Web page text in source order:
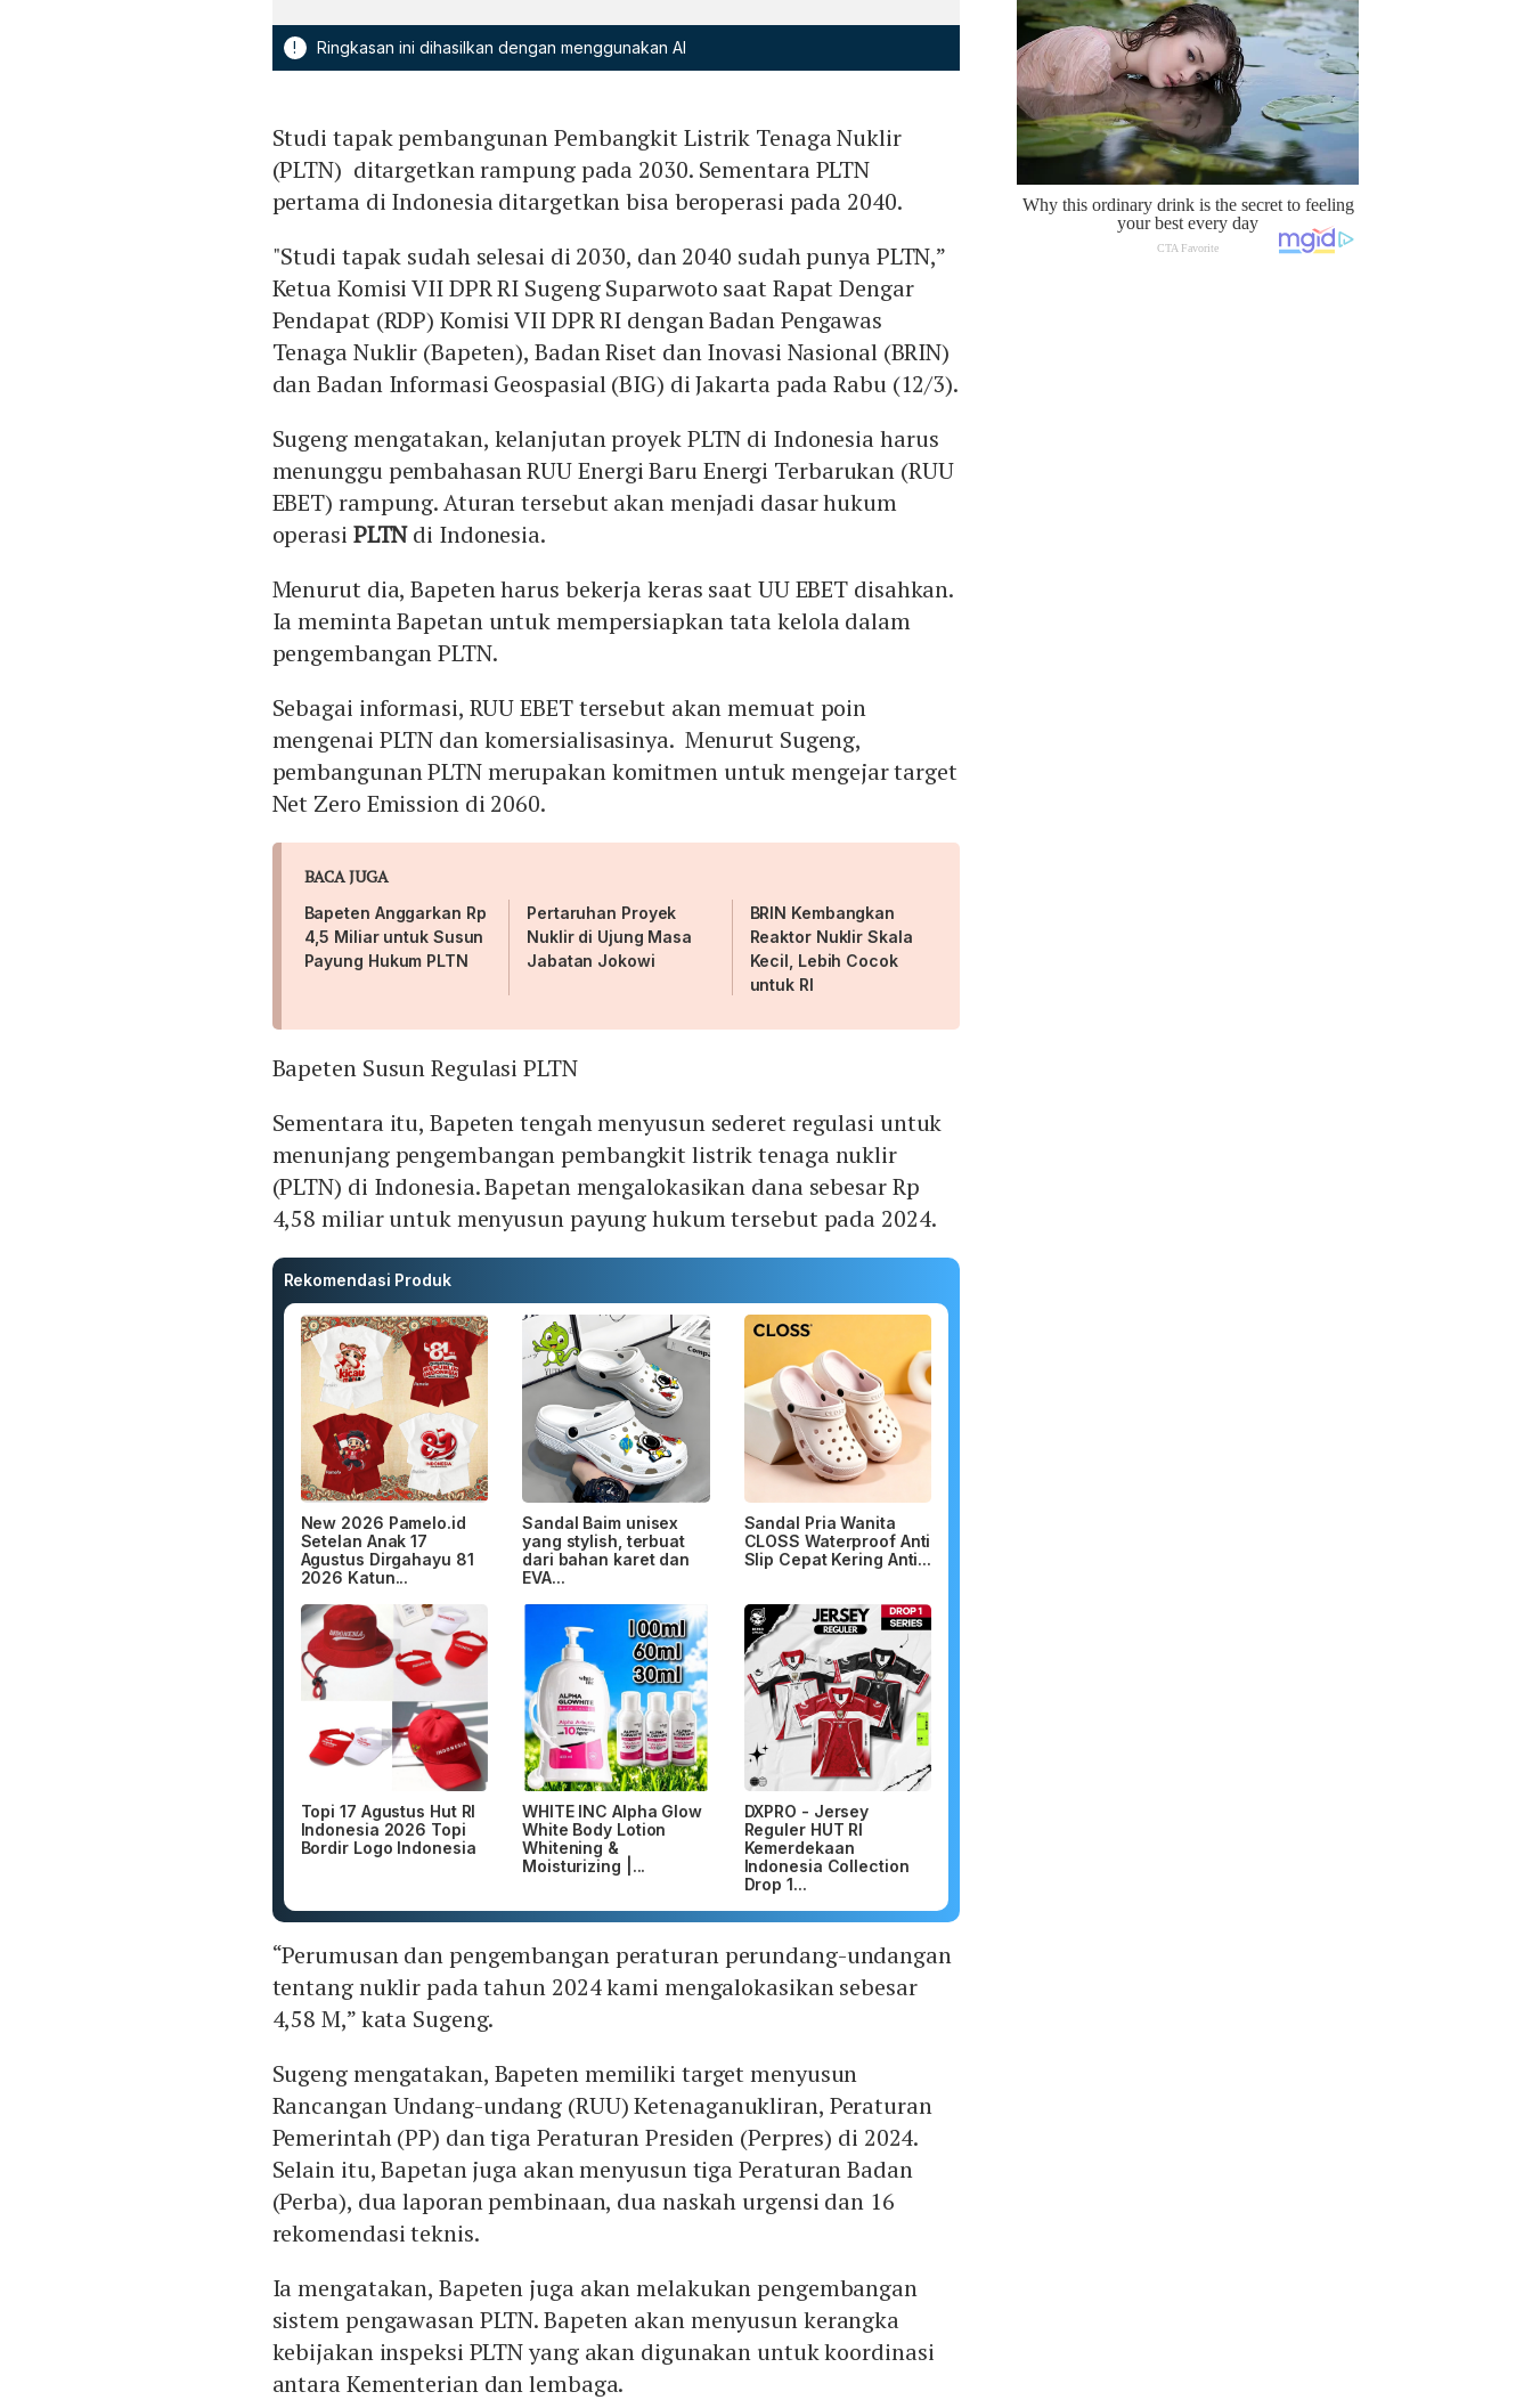
! Ringkasan ini dihasilkan dengan menggunakan AI
Studi tapak pembangunan Pembangkit Listrik Tenaga Nuklir
(PLTN) ditargetkan rampung pada 2030. Sementara PLTN
pertama di Indonesia ditargetkan bisa beroperasi pada 2040.
"Studi tapak sudah selesai di 2030, dan 2040 sudah punya PLTN,”
Ketua Komisi VII DPR RI Sugeng Suparwoto saat Rapat Dengar
Pendapat (RDP) Komisi VII DPR RI dengan Badan Pengawas
Tenaga Nuklir (Bapeten), Badan Riset dan Inovasi Nasional (BRIN)
dan Badan Informasi Geospasial (BIG) di Jakarta pada Rabu (12/3).
Sugeng mengatakan, kelanjutan proyek PLTN di Indonesia harus
menunggu pembahasan RUU Energi Baru Energi Terbarukan (RUU
EBET) rampung. Aturan tersebut akan menjadi dasar hukum
operasi PLTNdi Indonesia.
Menurut dia, Bapeten harus bekerja keras saat UU EBET disahkan.
Ia meminta Bapetan untuk mempersiapkan tata kelola dalam
pengembangan PLTN.
Sebagai informasi, RUU EBET tersebut akan memuat poin
mengenai PLTN dan komersialisasinya. Menurut Sugeng,
pembangunan PLTN merupakan komitmen untuk mengejar target
Net Zero Emission di 2060.
BACA JUGA
Bapeten Anggarkan Rp
4,5 Miliar untuk Susun
Payung Hukum PLTN
Pertaruhan Proyek
Nuklir di Ujung Masa
Jabatan Jokowi
BRIN Kembangkan
Reaktor Nuklir Skala
Kecil, Lebih Cocok
untuk RI
Bapeten Susun Regulasi PLTN
Sementara itu, Bapeten tengah menyusun sederet regulasi untuk
menunjang pengembangan pembangkit listrik tenaga nuklir
(PLTN) di Indonesia. Bapetan mengalokasikan dana sebesar Rp
4,58 miliar untuk menyusun payung hukum tersebut pada 2024.
Rekomendasi Produk
New 2026 Pamelo.id
Setelan Anak 17
Agustus Dirgahayu 81
2026 Katun...
Sandal Baim unisex
yang stylish, terbuat
dari bahan karet dan
EVA...
Sandal Pria Wanita
CLOSS Waterproof Anti
Slip Cepat Kering Anti...
Topi 17 Agustus Hut RI
Indonesia 2026 Topi
Bordir Logo Indonesia
WHITE INC Alpha Glow
White Body Lotion
Whitening &
Moisturizing |...
DXPRO - Jersey
Reguler HUT RI
Kemerdekaan
Indonesia Collection
Drop 1...
“Perumusan dan pengembangan peraturan perundang-undangan
tentang nuklir pada tahun 2024 kami mengalokasikan sebesar
4,58 M,” kata Sugeng.
Sugeng mengatakan, Bapeten memiliki target menyusun
Rancangan Undang-undang (RUU) Ketenaganukliran, Peraturan
Pemerintah (PP) dan tiga Peraturan Presiden (Perpres) di 2024.
Selain itu, Bapetan juga akan menyusun tiga Peraturan Badan
(Perba), dua laporan pembinaan, dua naskah urgensi dan 16
rekomendasi teknis.
Ia mengatakan, Bapeten juga akan melakukan pengembangan
sistem pengawasan PLTN. Bapeten akan menyusun kerangka
kebijakan inspeksi PLTN yang akan digunakan untuk koordinasi
antara Kementerian dan lembaga.